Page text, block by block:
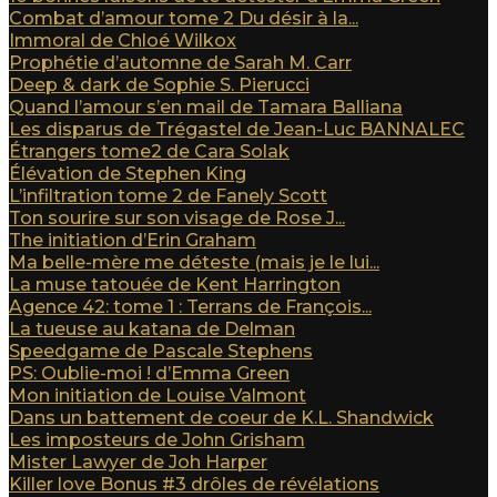
Combat d’amour tome 2 Du désir à la...
Immoral de Chloé Wilkox
Prophétie d’automne de Sarah M. Carr
Deep & dark de Sophie S. Pierucci
Quand l’amour s’en mail de Tamara Balliana
Les disparus de Trégastel de Jean-Luc BANNALEC
Étrangers tome2 de Cara Solak
Élévation de Stephen King
L’infiltration tome 2 de Fanely Scott
Ton sourire sur son visage de Rose J...
The initiation d’Erin Graham
Ma belle-mère me déteste (mais je le lui...
La muse tatouée de Kent Harrington
Agence 42: tome 1 : Terrans de François...
La tueuse au katana de Delman
Speedgame de Pascale Stephens
PS: Oublie-moi ! d’Emma Green
Mon initiation de Louise Valmont
Dans un battement de coeur de K.L. Shandwick
Les imposteurs de John Grisham
Mister Lawyer de Joh Harper
Killer love Bonus #3 drôles de révélations